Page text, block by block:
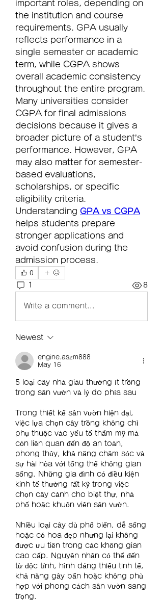
important roles, depending on
the institution and course
requirements. GPA usually
reflects performance in a
single semester or academic
term, while CGPA shows
overall academic consistency
throughout the entire program.
Many universities consider
CGPA for final admissions
decisions because it gives a
broader picture of a student’s
performance. However, GPA
may also matter for semester-
based evaluations,
scholarships, or specific
eligibility criteria.
Understanding GPA vs CGPA
helps students prepare
stronger applications and
avoid confusion during the
admission process.
0
1 8
Write a comment...
Newest
engine.aszm888
May 16
5 loại cây nhà giàu thường ít trồng
trong sân vườn và lý do phía sau
Trong thiết kế sân vườn hiện đại,
việc lựa chọn cây trồng không chỉ
phụ thuộc vào yếu tố thẩm mỹ mà
còn liên quan đến độ an toàn,
phong thủy, khả năng chăm sóc và
sự hài hòa với tổng thể không gian
sống. Những gia đình có điều kiện
kinh tế thường rất kỹ trong việc
chọn cây cảnh cho biệt thự, nhà
phố hoặc khuôn viên sân vườn.
Nhiều loại cây dù phổ biến, dễ sống
hoặc có hoa đẹp nhưng lại không
được ưu tiên trong các không gian
cao cấp. Nguyên nhân có thể đến
từ độc tính, hình dáng thiếu tinh tế,
khả năng gây bẩn hoặc không phù
hợp với phong cách sân vườn sang
trọng.